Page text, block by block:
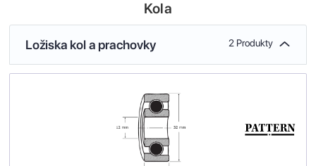
Kola
Ložiska kol a prachovky 2 Produkty